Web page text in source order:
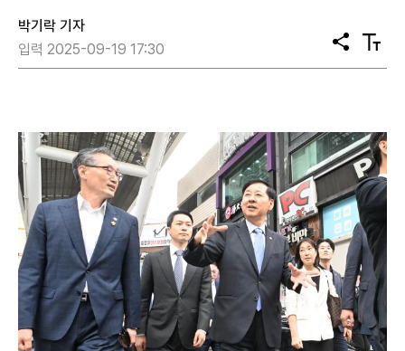
박기락 기자
입력 2025-09-19 17:30
공
유
텍
스